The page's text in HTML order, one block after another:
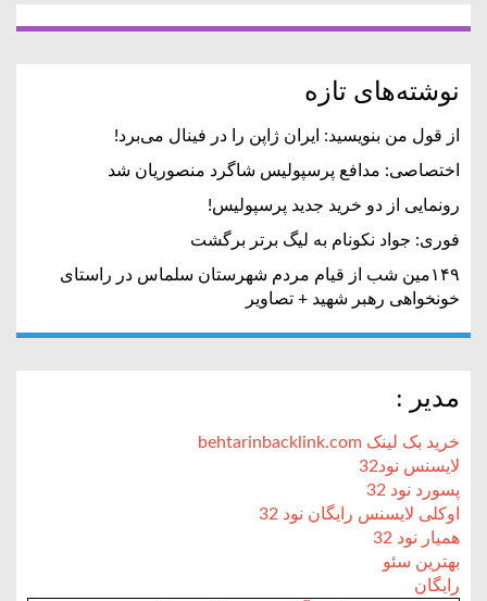
نوشته‌های تازه
از قول من بنویسید: ایران ژاپن را در فینال می‌برد!
اختصاصی: مدافع پرسپولیس شاگرد منصوریان شد
رونمایی از دو خرید جدید پرسپولیس!
فوری: جواد نکونام به لیگ برتر برگشت
۱۴۹مین شب از قیام مردم شهرستان سلماس در راستای
خونخواهی رهبر شهید + تصاویر
مدیر :
خرید بک لینک behtarinbacklink.com
لایسنس نود32
پسورد نود 32
اوکلی لایسنس رایگان نود 32
همیار نود 32
بهترین سئو
رایگان